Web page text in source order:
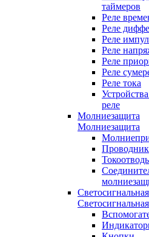
таймеров
Реле
Реле
Реле
Реле
Реле
Реле
Реле тока
реле
Молниезащита
Молниезащита